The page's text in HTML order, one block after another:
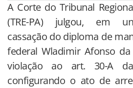
A Corte do Tribunal
(TRE-PA) julgou, em
cassação do diploma de
federal Wladimir Afonso
violação ao art. 30-A
configurando o ato de